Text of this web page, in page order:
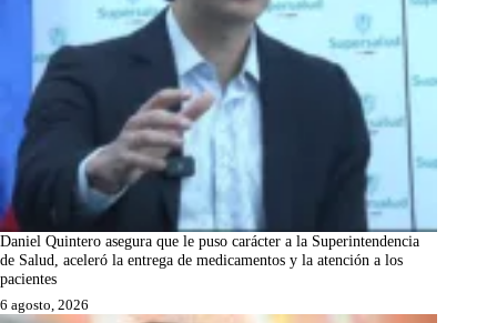
Daniel Quintero asegura que le puso carácter a la Superintendencia
de Salud, aceleró la entrega de medicamentos y la atención a los
pacientes
6 agosto, 2026